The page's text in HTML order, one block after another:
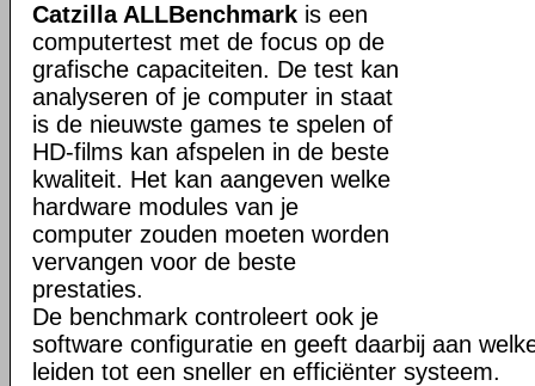
Catzilla ALLBenchmark is een
computertest met de focus op de
grafische capaciteiten. De test kan
analyseren of je computer in staat
is de nieuwste games te spelen of
HD-films kan afspelen in de beste
kwaliteit. Het kan aangeven welke
hardware modules van je
computer zouden moeten worden
vervangen voor de beste
prestaties.
De benchmark controleert ook je
software configuratie en geeft daarbij aan
leiden tot een sneller en efficiënter systeem.